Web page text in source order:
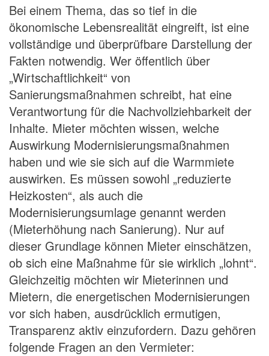
Bei einem Thema, das so tief in die
ökonomische Lebensrealität eingreift, ist eine
vollständige und überprüfbare Darstellung der
Fakten notwendig. Wer öffentlich über
„Wirtschaftlichkeit“ von
Sanierungsmaßnahmen schreibt, hat eine
Verantwortung für die Nachvollziehbarkeit der
Inhalte. Mieter möchten wissen, welche
Auswirkung Modernisierungsmaßnahmen
haben und wie sie sich auf die Warmmiete
auswirken. Es müssen sowohl „reduzierte
Heizkosten“, als auch die
Modernisierungsumlage genannt werden
(Mieterhöhung nach Sanierung). Nur auf
dieser Grundlage können Mieter einschätzen,
ob sich eine Maßnahme für sie wirklich „lohnt“.
Gleichzeitig möchten wir Mieterinnen und
Mietern, die energetischen Modernisierungen
vor sich haben, ausdrücklich ermutigen,
Transparenz aktiv einzufordern. Dazu gehören
folgende Fragen an den Vermieter: